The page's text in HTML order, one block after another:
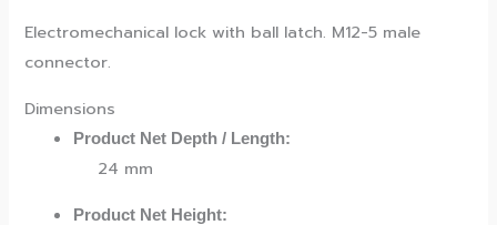
Electromechanical lock with ball latch. M12-5 male
connector.
Dimensions
Product Net Depth / Length:
24 mm
Product Net Height: